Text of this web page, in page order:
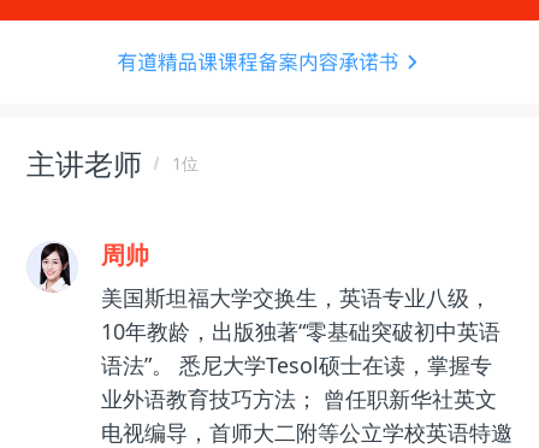
主讲老师 1位
周帅
美国斯坦福大学交换生，英语专业八级，
10年教龄，出版独著“零基础突破初中英语
语法”。 悉尼大学Tesol硕士在读，掌握专
业外语教育技巧方法； 曾任职新华社英文
电视编导，首师大二附等公立学校英语特邀